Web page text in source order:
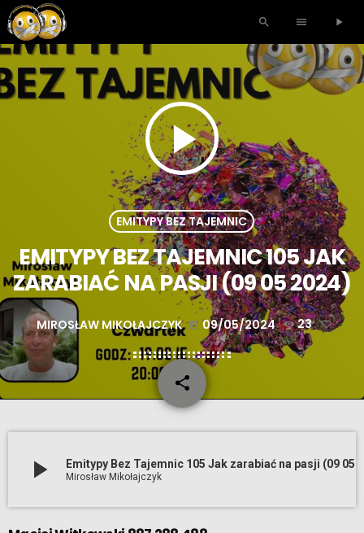
search menu play_arrow
play_arrow
EMITYPY BEZ TAJEMNIC
EMITYPY BEZ TAJEMNIC 105 JAK
ZARABIAĆ NA PASJI (09 05 2024)
mic MIROSŁAW MIKOŁAJCZYK today 09/05/2024 23
share
email
play_arrow Mirosław Mikołajczyk